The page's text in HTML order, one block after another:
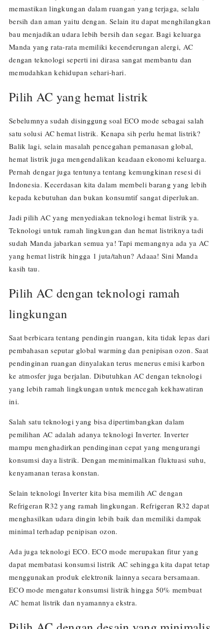
memastikan lingkungan dalam ruangan yang terjaga, selalu
bersih dan aman yaitu dengan. Selain itu dapat menghilangkan
bau menjadikan udara lebih bersih dan segar. Bagi keluarga
Manda yang rata-rata memiliki kecenderungan alergi, AC
dengan teknologi seperti ini dirasa sangat membantu dan
memudahkan kehidupan sehari-hari.
Pilih AC yang hemat listrik
Sebelumnya sudah disinggung soal ECO mode sebagai salah
satu solusi AC hemat listrik. Kenapa sih perlu hemat listrik?
Balik lagi, selain masalah pencegahan pemanasan global,
hemat listrik juga mengendalikan keadaan ekonomi keluarga.
Pernah dengar juga tentunya tentang kemungkinan resesi di
Indonesia. Kecerdasan kita dalam membeli barang yang lebih
kepada kebutuhan dan bukan konsumtif sangat diperlukan.
Jadi pilih AC yang menyediakan teknologi hemat listrik ya.
Teknologi untuk ramah lingkungan dan hemat listriknya tadi
sudah Manda jabarkan semua ya! Tapi memangnya ada ya AC
yang hemat listrik hingga 1 juta/tahun? Adaaa! Sini Manda
kasih tau.
Pilih AC dengan teknologi ramah
lingkungan
Saat berbicara tentang pendingin ruangan, kita tidak lepas dari
pembahasan seputar global warming dan penipisan ozon. Saat
pendinginan ruangan dinyalakan terus menerus emisi karbon
ke atmosfer juga berjalan. Dibutuhkan AC dengan teknologi
yang lebih ramah lingkungan untuk mencegah kekhawatiran
ini.
Salah satu teknologi yang bisa dipertimbangkan dalam
pemilihan AC adalah adanya teknologi Inverter. Inverter
mampu menghadirkan pendinginan cepat yang mengurangi
konsumsi daya listrik. Dengan meminimalkan fluktuasi suhu,
kenyamanan terasa konstan.
Selain teknologi Inverter kita bisa memilih AC dengan
Refrigeran R32 yang ramah lingkungan. Refrigeran R32 dapat
menghasilkan udara dingin lebih baik dan memiliki dampak
minimal terhadap penipisan ozon.
Ada juga teknologi ECO. ECO mode merupakan fitur yang
dapat membatasi konsumsi listrik AC sehingga kita dapat tetap
menggunakan produk elektronik lainnya secara bersamaan.
ECO mode mengatur konsumsi listrik hingga 50% membuat
AC hemat listrik dan nyamannya ekstra.